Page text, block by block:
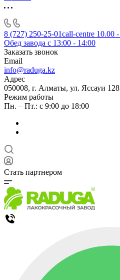
8 (727) 250-25-01call-centre 10.00
Обед завода с 13:00 - 14:00
Заказать звонок
Email
info@raduga.kz
Адрес
050008, г. Алматы, ул. Яссауи 128
Режим работы
Пн. – Пт.: с 9:00 до 18:00
Стать партнером